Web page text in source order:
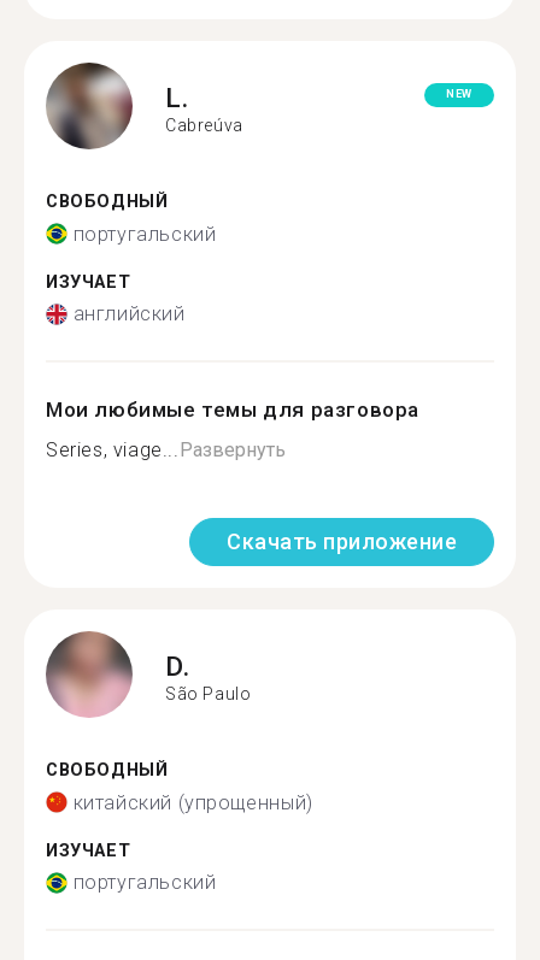
L.
Cabreúva
NEW
СВОБОДНЫЙ
португальский
ИЗУЧАЕТ
английский
Мои любимые темы для разговора
Series, viage...Развернуть
Скачать приложение
D.
São Paulo
СВОБОДНЫЙ
китайский (упрощенный)
ИЗУЧАЕТ
португальский